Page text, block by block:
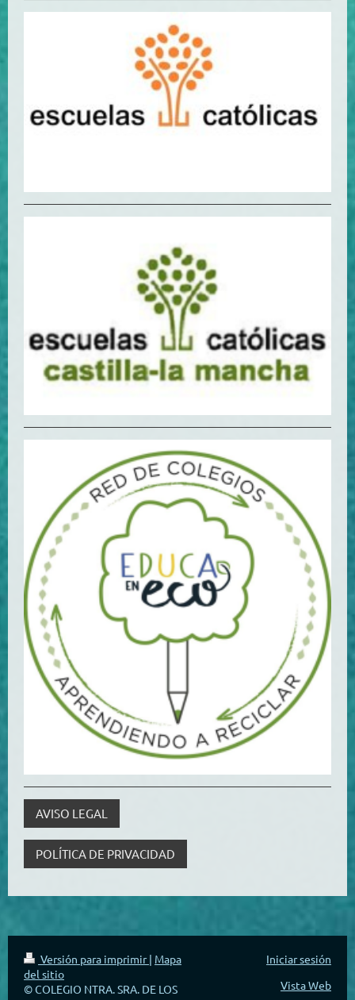
AVISO LEGAL
POLÍTICA DE PRIVACIDAD
Versión para imprimir| Mapa
del sitio
© COLEGIO NTRA. SRA. DE LOS
Iniciar sesión
Vista Web